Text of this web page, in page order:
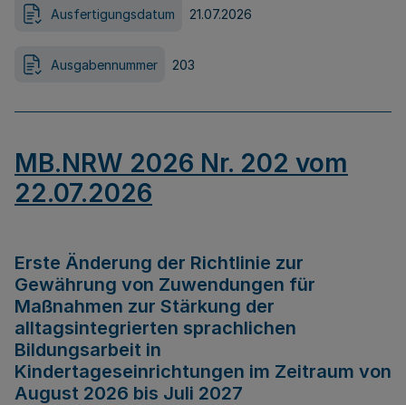
Ausfertigungsdatum 21.07.2026
Ausgabennummer 203
MB.NRW 2026 Nr. 202 vom
22.07.2026
Erste Änderung der Richtlinie zur
Gewährung von Zuwendungen für
Maßnahmen zur Stärkung der
alltagsintegrierten sprachlichen
Bildungsarbeit in
Kindertageseinrichtungen im Zeitraum von
August 2026 bis Juli 2027